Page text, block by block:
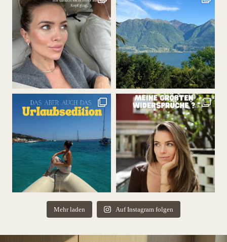
Mehr laden Auf Instagram folgen